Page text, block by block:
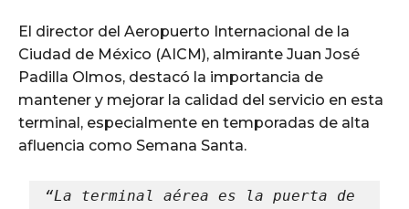
El director del Aeropuerto Internacional de la
Ciudad de México (AICM), almirante Juan José
Padilla Olmos, destacó la importancia de
mantener y mejorar la calidad del servicio en esta
terminal, especialmente en temporadas de alta
afluencia como Semana Santa.
“La terminal aérea es la puerta de